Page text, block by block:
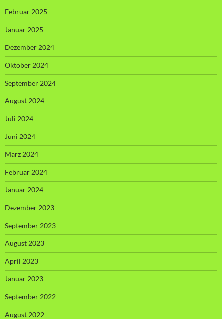
Februar 2025
Januar 2025
Dezember 2024
Oktober 2024
September 2024
August 2024
Juli 2024
Juni 2024
März 2024
Februar 2024
Januar 2024
Dezember 2023
September 2023
August 2023
April 2023
Januar 2023
September 2022
August 2022